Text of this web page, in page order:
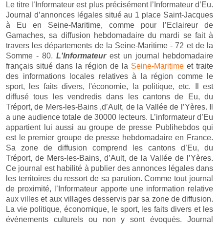
Le titre l’Informateur est plus précisément l’Informateur d’Eu.
Journal d’annonces légales situé au 1 place Saint-Jacques
à Eu en Seine-Maritime, comme pour l’Eclaireur de
Gamaches, sa diffusion hebdomadaire du mardi se fait à
travers les départements de la Seine-Maritime - 72 et de la
Somme - 80. L'Informateur est un journal hebdomadaire
français situé dans la région de la Seine-Maritime et traite
des informations locales relatives à la région comme le
sport, les faits divers, l'économie, la politique, etc. Il est
diffusé tous les vendredis dans les cantons de Eu, du
Tréport, de Mers-les-Bains ,d’Ault, de la Vallée de l’Yères. Il
a une audience totale de 30000 lecteurs. L’informateur d’Eu
appartient lui aussi au groupe de presse Publihebdos qui
est le premier groupe de presse hebdomadaire en France.
Sa zone de diffusion comprend les cantons d’Eu, du
Tréport, de Mers-les-Bains, d’Ault, de la Vallée de l’Yères.
Ce journal est habilité à publier des annonces légales dans
les territoires du ressort de sa parution. Comme tout journal
de proximité, l’Informateur apporte une information relative
aux villes et aux villages desservis par sa zone de diffusion.
La vie politique, économique, le sport, les faits divers et les
événements culturels ou non y sont évoqués. Journal